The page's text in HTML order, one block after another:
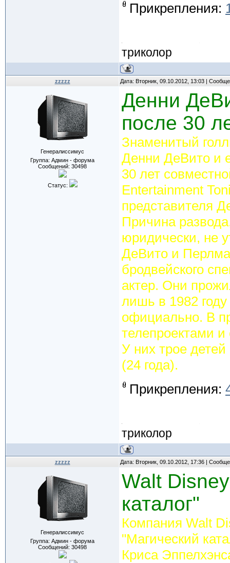
Прикрепления:
триколор
zzzzz Дата: Вторник, 09.10.2012, 13:03 |
Генералиссимус
Группа: Админ - форума
Сообщений: 30498
Статус:
Денни
после 30
Знаменитый
Денни ДеВито и
30 лет
Entertainment
представителя
Причина
юридически, не
ДеВито и
бродвейского
актер. Они
лишь в 1982
официально. В
телепроектами
У них трое
(24 года).
Прикрепления:
триколор
zzzzz Дата: Вторник, 09.10.2012, 17:36 |
Генералиссимус
Группа: Админ - форума
Сообщений: 30498
Walt
каталог"
Компания Walt
"Магический
Криса